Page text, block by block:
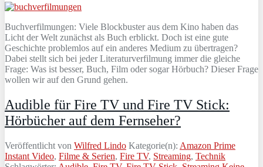
Buchverfilmungen: Viele Blockbuster aus dem Kino haben das
Licht der Welt zunächst als Buch erblickt. Doch ist eine gute
Geschichte problemlos auf ein anderes Medium zu übertragen?
Dabei stellt sich bei jeder Literaturverfilmung immer die gleiche
Frage: Was ist besser, Buch, Film oder sogar Hörbuch? Dieser Frage
wollen wir auf den Grund gehen.
Audible für Fire TV und Fire TV Stick:
Hörbücher auf dem Fernseher?
Veröffentlicht von Wilfred Lindo Kategorie(n): Amazon Prime
Instant Video, Filme & Serien, Fire TV, Streaming, Technik